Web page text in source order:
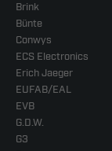
Brink
Bünte
Conwys
ECS Electronics
Erich Jaeger
EUFAB/EAL
EVB
G.D.W.
G3